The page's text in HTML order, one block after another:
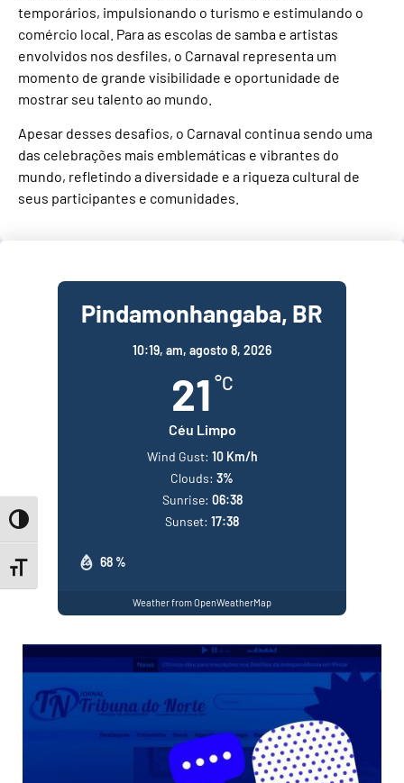
Toggle High Contrast
Toggle Font size
temporários, impulsionando o turismo e estimulando o
comércio local. Para as escolas de samba e artistas
envolvidos nos desfiles, o Carnaval representa um
momento de grande visibilidade e oportunidade de
mostrar seu talento ao mundo.
Apesar desses desafios, o Carnaval continua sendo uma
das celebrações mais emblemáticas e vibrantes do
mundo, refletindo a diversidade e a riqueza cultural de
seus participantes e comunidades.
Pindamonhangaba, BR
10:19, am, agosto 8, 2026
21 °C
Céu Limpo
68 %
Wind Gust: 10 Km/h
Clouds: 3%
Sunrise: 06:38
Sunset: 17:38
Weather from OpenWeatherMap